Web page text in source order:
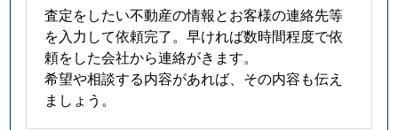
査定をしたい不動産の情報とお客様の連絡先等
を入力して依頼完了。早ければ数時間程度で依
頼をした会社から連絡がきます。
希望や相談する内容があれば、その内容も伝え
ましょう。